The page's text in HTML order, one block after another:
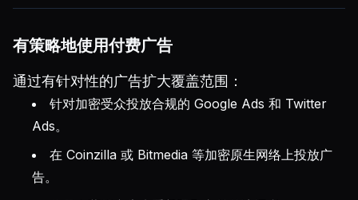
有策略地使用付费广告
通过有针对性的广告扩大覆盖范围：
针对加密受众投放合规的 Google Ads 和 Twitter
Ads。
在 Coinzilla 或 Bitmedia 等加密原生网络上投放广
告。